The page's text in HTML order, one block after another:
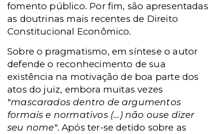
fomento público. Por fim, são apresentadas
as doutrinas mais recentes de Direito
Constitucional Econômico.
Sobre o pragmatismo, em síntese o autor
defende o reconhecimento de sua
existência na motivação de boa parte dos
atos do juiz, embora muitas vezes
"mascarados dentro de argumentos
formais e normativos (...) não ouse dizer
seu nome". Após ter-se detido sobre as